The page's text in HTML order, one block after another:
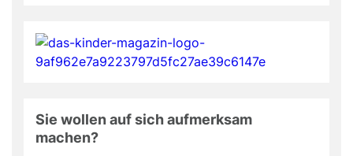
Sie wollen auf sich aufmerksam
machen?